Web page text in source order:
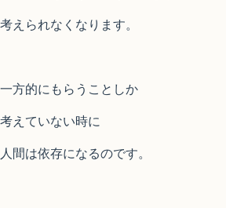
考えられなくなります。
一方的にもらうことしか
考えていない時に
人間は依存になるのです。